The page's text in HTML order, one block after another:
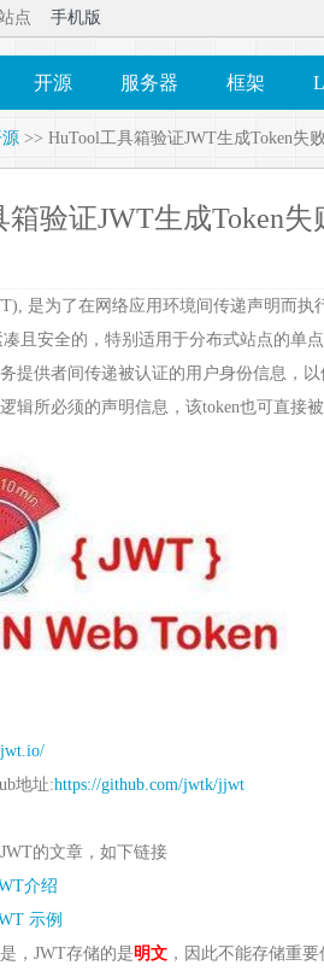
站点 手机版
开源 服务器 框架
>> HuTool工具箱验证JWT生成Token失败
箱验证JWT生成Token失
是为了在网络应用环境间传递声明而执
且安全的，特别适用于分布式站点的单
提供者间传递被认证的用户身份信息，
辑所必须的声明信息，该token也可直接
地址:https://github.com/jwtk/jjwt
的文章，如下链接
介绍
示例
，JWT存储的是明文 ，因此不能存储重